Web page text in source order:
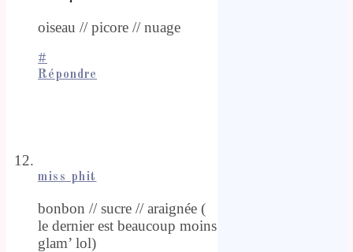
oiseau // picore // nuage
#
Répondre
miss phit
bonbon // sucre // araignée (
le dernier est beaucoup moins
glam’ lol)